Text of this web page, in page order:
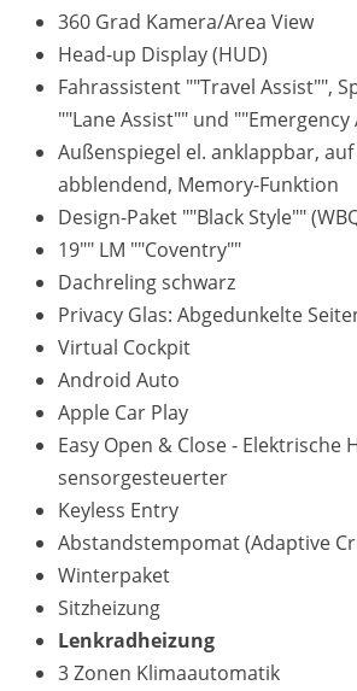
360 Grad Kamera/Area View
Head-up Display (HUD)
Fahrassistent ""Travel Assist"",
""Lane Assist"" und ""Emergency
Außenspiegel el. anklappbar,
abblendend, Memory-Funktion
Design-Paket ""Black Style""
19"" LM ""Coventry""
Dachreling schwarz
Privacy Glas: Abgedunkelte
Virtual Cockpit
Android Auto
Apple Car Play
Easy Open & Close - Elektrische
sensorgesteuerter
Keyless Entry
Abstandstempomat (Adaptive
Winterpaket
Sitzheizung
Lenkradheizung
3 Zonen Klimaautomatik